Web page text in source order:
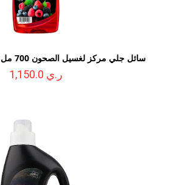
سائل جلي مركز لغسيل الصحون 700 مل لويال Red & Fruits
ر.ي 1,150.0